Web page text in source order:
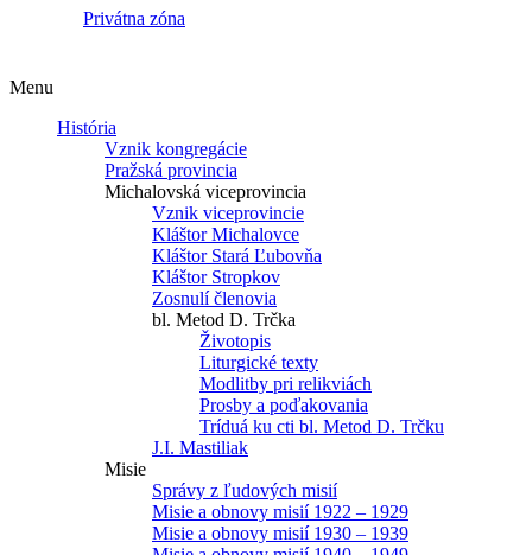
Privátna zóna
Menu
História
Vznik kongregácie
Pražská provincia
Michalovská viceprovincia
Vznik viceprovincie
Kláštor Michalovce
Kláštor Stará Ľubovňa
Kláštor Stropkov
Zosnulí členovia
bl. Metod D. Trčka
Životopis
Liturgické texty
Modlitby pri relikviách
Prosby a poďakovania
Tríduá ku cti bl. Metod D. Trčku
J.I. Mastiliak
Misie
Správy z ľudových misií
Misie a obnovy misií 1922 – 1929
Misie a obnovy misií 1930 – 1939